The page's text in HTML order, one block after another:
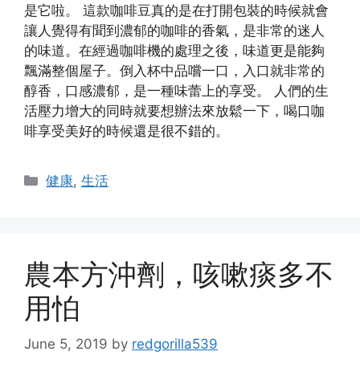
是它啦。 這款咖啡豆真的是在打開包裝的時候就會
讓人覺得有聞到濃郁的咖啡的香氣，是非常的迷人
的味道。在經過咖啡機的處理之後，味道更是能夠
飄滿整個屋子。倒入杯中品嚐一口，入口就非常的
醇香，口感濃郁，是一種味蕾上的享受。 人們的生
活壓力增大的同時就要想辦法來放鬆一下，喝口咖
啡享受美好的時候還是很不錯的。
Categories
健康,生活
農本方沖劑，咳嗽痰多不
用怕
June 5, 2019 by redgorilla539